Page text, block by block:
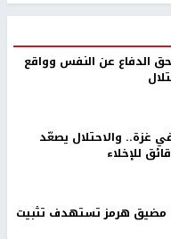
الدفاع عن النفس وواقع
غزة.. والاحتلال يصعّد
للإخلاء
مضيق هرمز تستهدف تثبيت